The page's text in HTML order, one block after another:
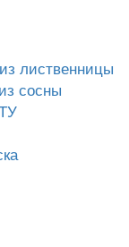
лиственницы
сосны